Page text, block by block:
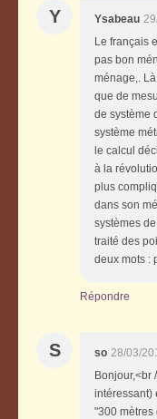
Y Ysabeau
Le français
pas bon
ménage,.
que de
de système
système
le calcul
à la
plus
dans son
systèmes
traité des
deux mots :
Répondre
S so 28/03/
Bonjour,<br
intéressant)
"300 mètres